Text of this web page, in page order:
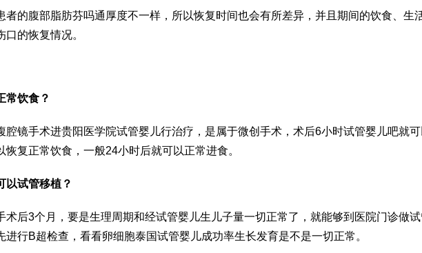
者的腹部脂肪芬吗通 厚度不一样，所以恢复时间也会有所差异，并且期间的饮食、生
口的恢复情况。
常饮食？
腔镜手术进贵阳医学院试管婴儿行治疗，是属于微创手术，术后6小时试管婴儿吧就
恢复正常饮食，一般24小时后就可以正常进食。
以试管移植？
术后3个月，要是生理周期和经试管婴儿生儿子量一切正常了，就能够到医院门诊做
进行B超检查，看看卵细胞泰国试管婴儿成功率生长发育是不是一切正常。